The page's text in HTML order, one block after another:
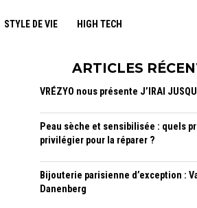
STYLE DE VIE HIGH TECH
ARTICLES
VRÉZYO nous présente J’IRAI
Peau sèche et sensibilisée : quels
privilégier pour la réparer ?
Bijouterie parisienne d’exception :
Danenberg